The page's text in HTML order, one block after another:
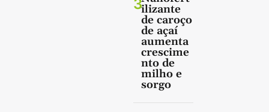
3ilizante
de caroço
de açaí
aumenta
crescime
nto de
milho e
sorgo